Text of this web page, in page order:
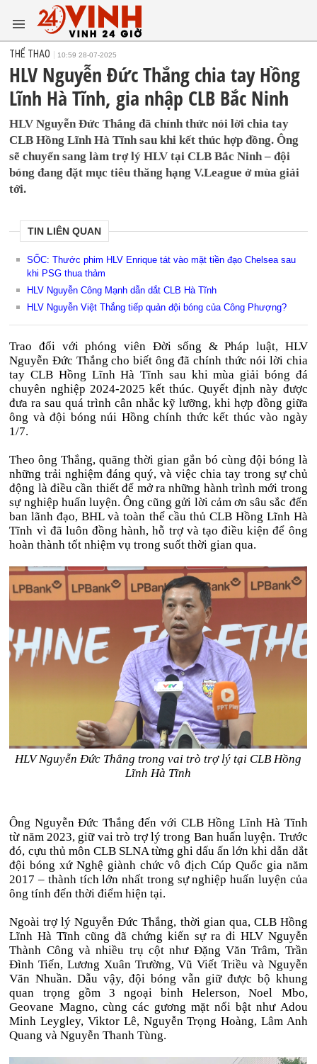
THỂ THAO 10:59 28-07-2025
HLV Nguyễn Đức Thắng chia tay Hồng
Lĩnh Hà Tĩnh, gia nhập CLB Bắc Ninh
HLV Nguyễn Đức Thắng đã chính thức nói lời chia tay
CLB Hồng Lĩnh Hà Tĩnh sau khi kết thúc hợp đồng. Ông
sẽ chuyển sang làm trợ lý HLV tại CLB Bắc Ninh – đội
bóng đang đặt mục tiêu thăng hạng V.League ở mùa giải
tới.
TIN LIÊN QUAN
SỐC: Thước phim HLV Enrique tát vào mặt tiền đạo Chelsea sau
khi PSG thua thảm
HLV Nguyễn Công Mạnh dẫn dắt CLB Hà Tĩnh
HLV Nguyễn Việt Thắng tiếp quản đội bóng của Công Phượng?
Trao đổi với phóng viên Đời sống & Pháp luật, HLV
Nguyễn Đức Thắng cho biết ông đã chính thức nói lời chia
tay CLB Hồng Lĩnh Hà Tĩnh sau khi mùa giải bóng đá
chuyên nghiệp 2024-2025 kết thúc. Quyết định này được
đưa ra sau quá trình cân nhắc kỹ lưỡng, khi hợp đồng giữa
ông và đội bóng núi Hồng chính thức kết thúc vào ngày
1/7.
Theo ông Thắng, quãng thời gian gắn bó cùng đội bóng là
những trải nghiệm đáng quý, và việc chia tay trong sự chủ
động là điều cần thiết để mở ra những hành trình mới trong
sự nghiệp huấn luyện. Ông cũng gửi lời cảm ơn sâu sắc đến
ban lãnh đạo, BHL và toàn thể cầu thủ CLB Hồng Lĩnh Hà
Tĩnh vì đã luôn đồng hành, hỗ trợ và tạo điều kiện để ông
hoàn thành tốt nhiệm vụ trong suốt thời gian qua.
HLV Nguyễn Đức Thắng trong vai trò trợ lý tại CLB Hồng
Lĩnh Hà Tĩnh
Ông Nguyễn Đức Thắng đến với CLB Hồng Lĩnh Hà Tĩnh
từ năm 2023, giữ vai trò trợ lý trong Ban huấn luyện. Trước
đó, cựu thủ môn CLB SLNA từng ghi dấu ấn lớn khi dẫn dắt
đội bóng xứ Nghệ giành chức vô địch Cúp Quốc gia năm
2017 – thành tích lớn nhất trong sự nghiệp huấn luyện của
ông tính đến thời điểm hiện tại.
Ngoài trợ lý Nguyễn Đức Thắng, thời gian qua, CLB Hồng
Lĩnh Hà Tĩnh cũng đã chứng kiến sự ra đi HLV Nguyễn
Thành Công và nhiều trụ cột như Đặng Văn Trâm, Trần
Đình Tiến, Lương Xuân Trường, Vũ Viết Triều và Nguyễn
Văn Nhuần. Dẫu vậy, đội bóng vẫn giữ được bộ khung
quan trọng gồm 3 ngoại binh Helerson, Noel Mbo,
Geovane Magno, cùng các gương mặt nổi bật như Adou
Minh Leygley, Viktor Lê, Nguyễn Trọng Hoàng, Lâm Anh
Quang và Nguyễn Thanh Tùng.